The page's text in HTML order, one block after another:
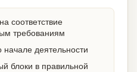
соответствие
требованиям
деятельности
блоки в правильной